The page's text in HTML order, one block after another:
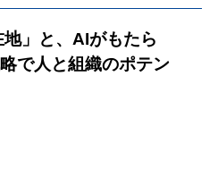
」と、AIがもたら
で人と組織のポテン